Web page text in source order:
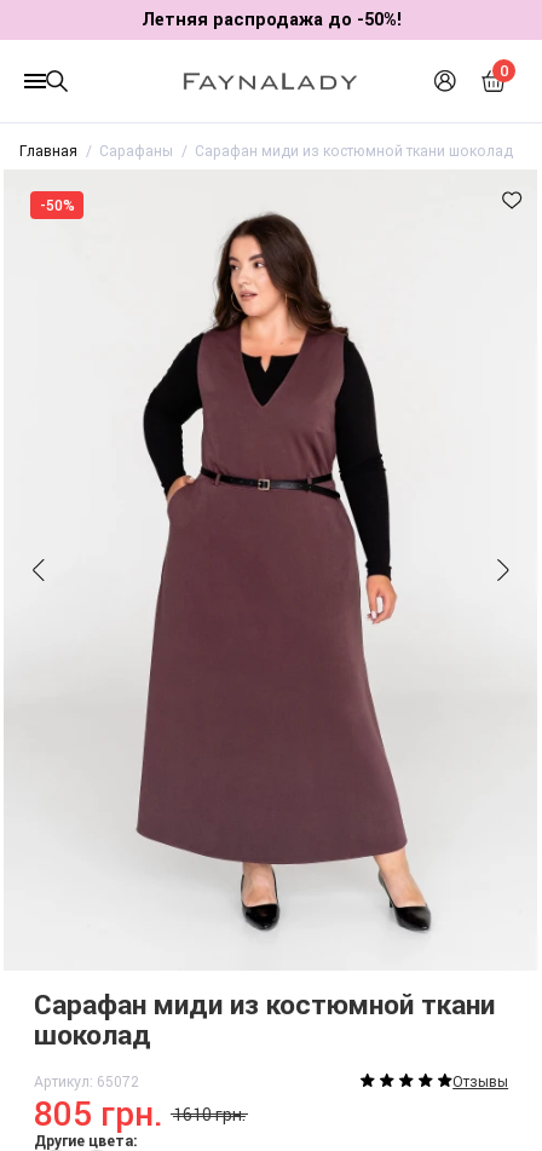
Летняя распродажа до -50%!
0
Главная Сарафаны Сарафан миди из костюмной ткани шоколад
-50%
Сарафан миди из костюмной ткани
шоколад
Артикул: 65072 Отзывы
805 грн. 1610 грн.
Другие цвета: